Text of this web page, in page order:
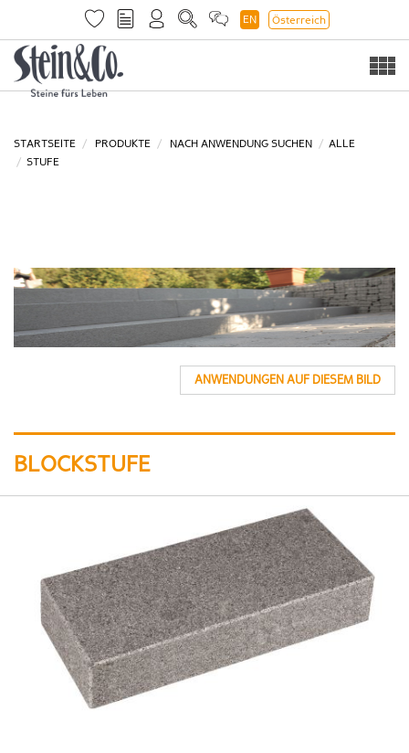
EN Österreich
STARTSEITE PRODUKTE NACH ANWENDUNG SUCHEN
ALLE
STUFE
ANWENDUNGEN AUF DIESEM BILD
BLOCKSTUFE